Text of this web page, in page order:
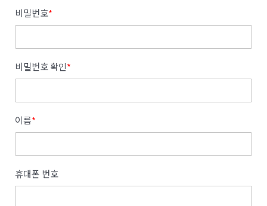
비밀번호*
비밀번호 확인*
이름*
휴대폰 번호